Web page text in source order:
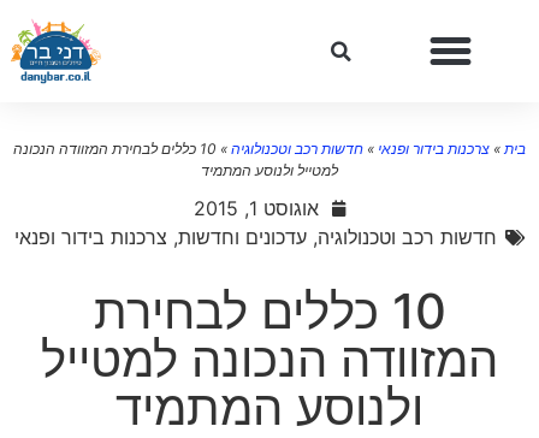
»צרכנות בידור ופנאי»חדשות רכב וטכנולוגיה»
10 כללים לבחירת המזוודה הנכונה
למטייל ולנוסע המתמיד
אוגוסט 1, 2015
חדשות רכב וטכנולוגיה,עדכונים וחדשות,צרכנות בידור ופנאי
10 כללים לבחירת
המזוודה הנכונה למטייל
ולנוסע המתמיד